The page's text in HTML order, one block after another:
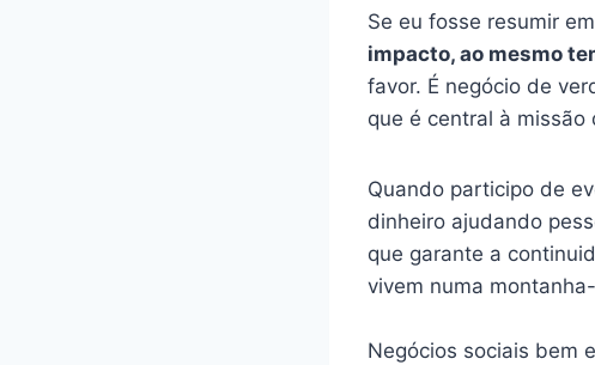
Se eu fosse resumir
impacto, ao mesmo
favor. É negócio de
que é central à
Quando participo de
dinheiro ajudando
que garante a
vivem numa
Negócios sociais bem